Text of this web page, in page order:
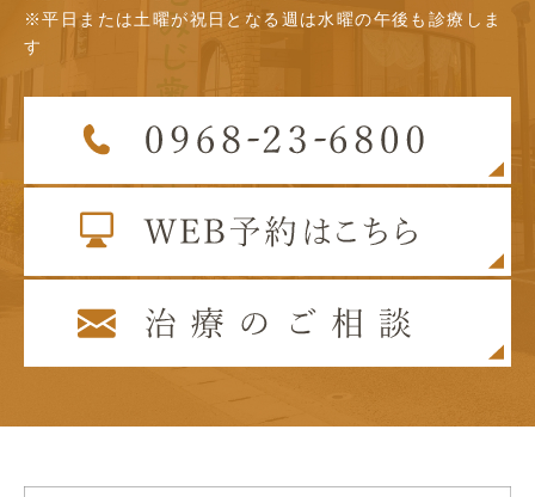
※平日または土曜が祝日となる週は水曜の午後も診療しま
す